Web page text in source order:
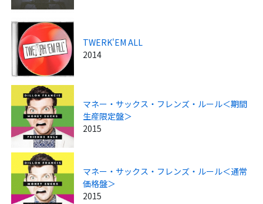
TWERK'EM ALL
2014
マネー・サックス・フレンズ・ルール＜期間
生産限定盤＞
2015
マネー・サックス・フレンズ・ルール＜通常
価格盤＞
2015